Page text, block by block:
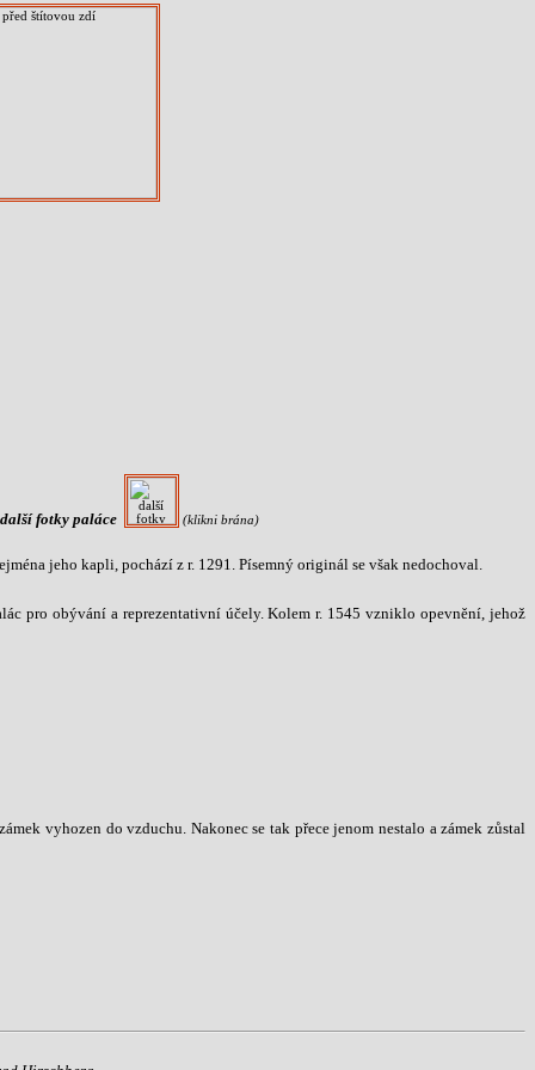
další fotky paláce (klikni brána)
jeho kapli, pochází z r. 1291. Písemný originál se však nedochoval.
pro obývání a reprezentativní účely. Kolem r. 1545 vzniklo opevnění, jehož
vyhozen do vzduchu. Nakonec se tak přece jenom nestalo a zámek zůstal